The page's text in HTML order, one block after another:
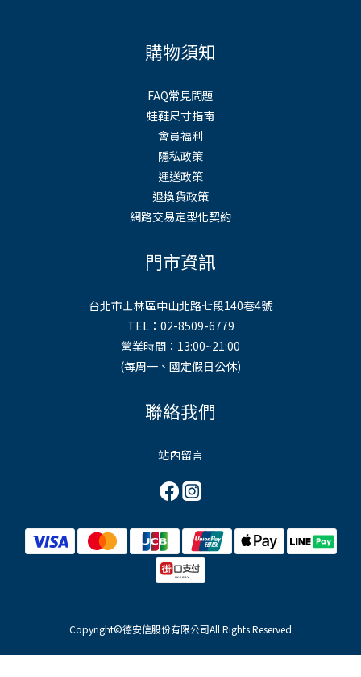
購物須知
FAQ常見問題
蛙鞋尺寸指南
會員福利
隱私政策
運送政策
退換貨政策
網路交易定型化契約
門市資訊
台北市士林區中山北路七段140巷4號
TEL：02-8509-6779
營業時間：13:00~21:00
(每周一、國定假日公休)
聯絡我們
站內留言
Copyright©德安信股份有限公司All Rights Reserved